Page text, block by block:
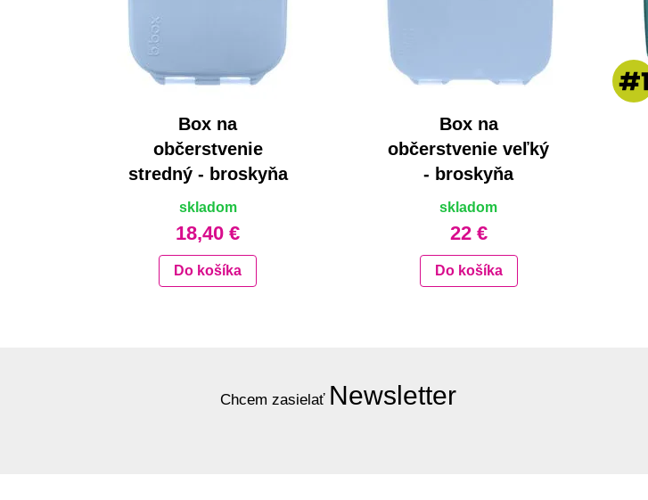
Box na
občerstvenie
stredný - broskyňa
skladom
18,40 €
Do košíka
Box na
občerstvenie veľký
- broskyňa
skladom
22 €
Do košíka
Chcem zasielať Newsletter